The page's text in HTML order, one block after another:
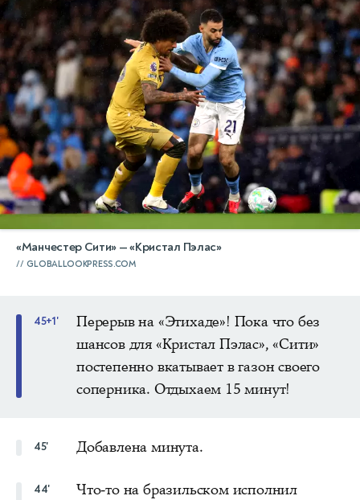
«Манчестер Сити» — «Кристал Пэлас»
GLOBALLOOKPRESS.COM
45+1'
Перерыв на «Этихаде»! Пока что без
шансов для «Кристал Пэлас», «Сити»
постепенно вкатывает в газон своего
соперника. Отдыхаем 15 минут!
45' Добавлена минута.
44'
Что-то на бразильском исполнил